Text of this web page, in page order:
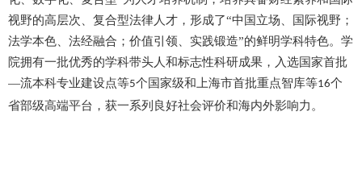
视野的高层次、复合型法律人才，形成了“中国立场、国际视野；
法学本色、法经融合；价值引领、实践锻造”的鲜明学科特色。学
院拥有一批优秀的学科带头人和标志性科研成果，入选国家首批
—流本科专业建设点等5个国家级和上海市首批重点智库等16个
省部级高端平台，获一系列良好社会评价和海内外影响力。